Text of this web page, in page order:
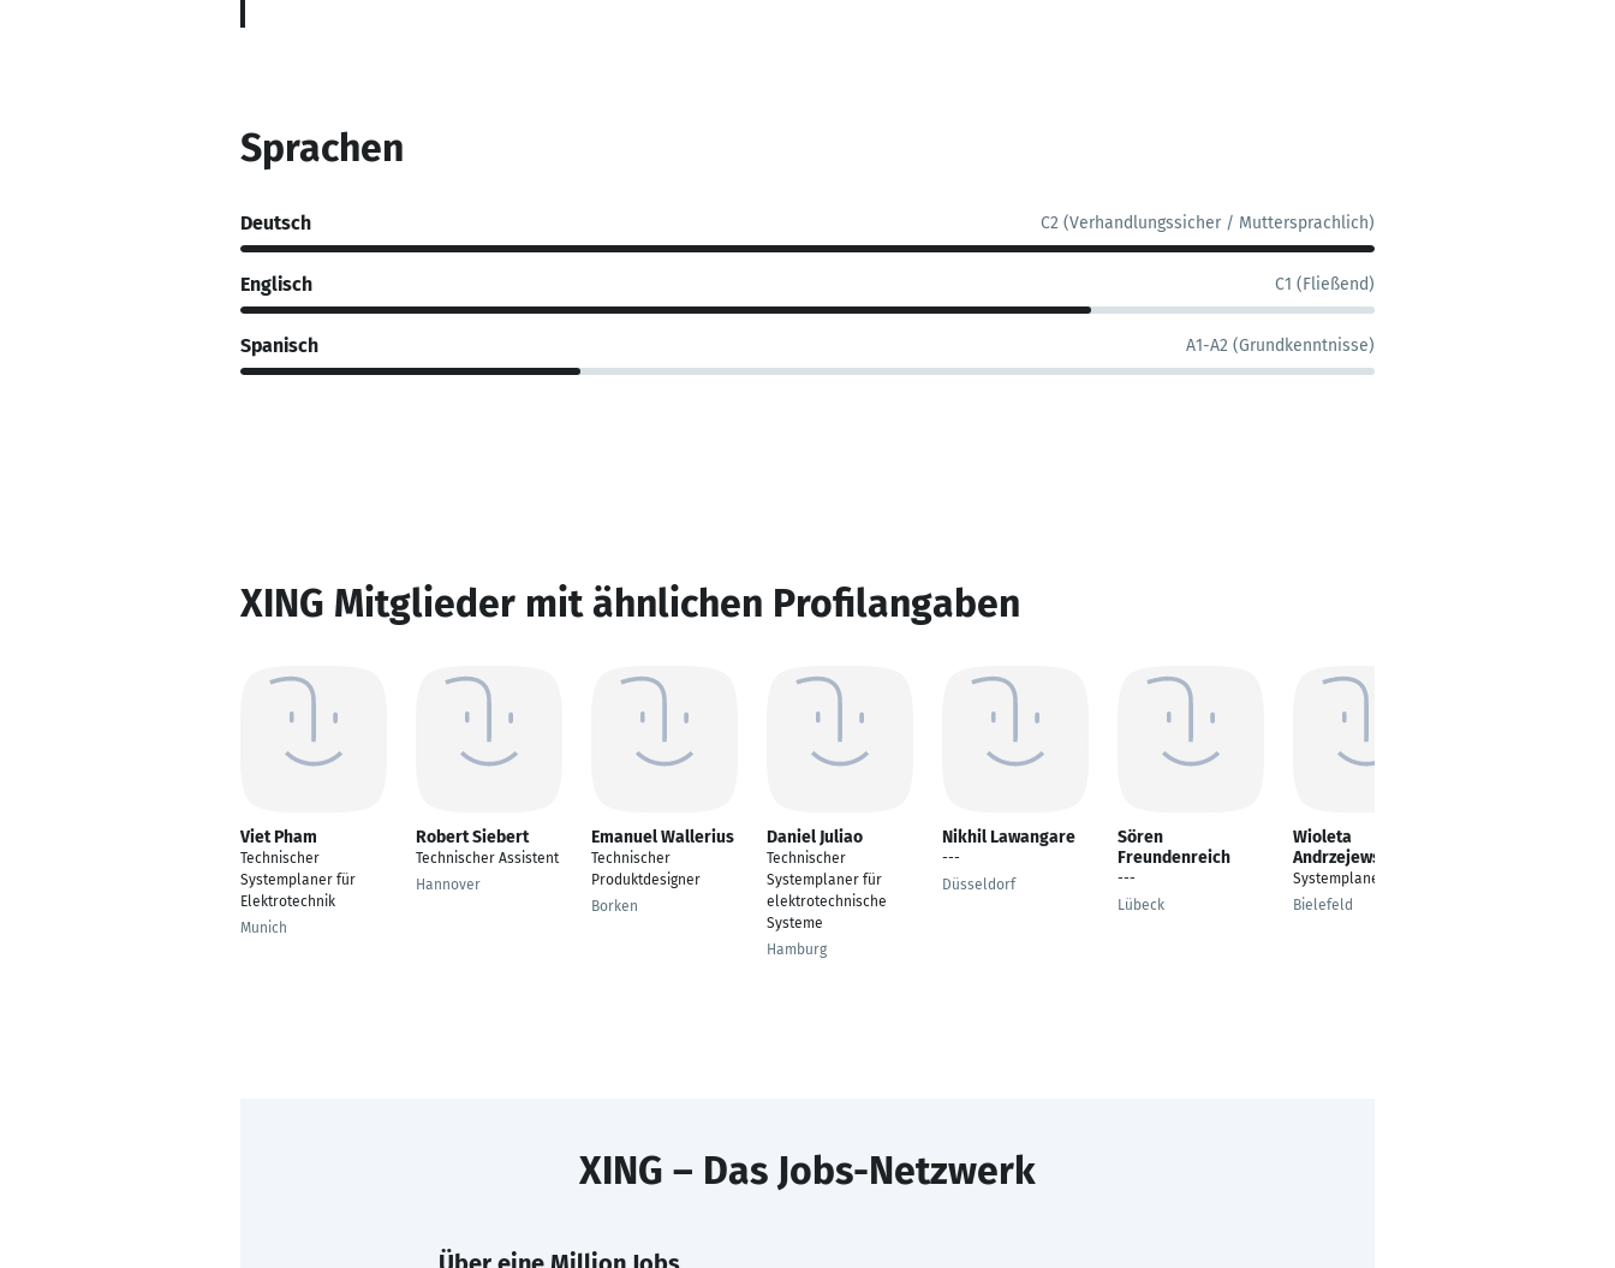
Sprachen
Deutsch C2 (Verhandlungssicher / Muttersprachlich)
Englisch C1 (Fließend)
Spanisch A1-A2 (Grundkenntnisse)
XING Mitglieder mit ähnlichen Profilangaben
Viet Pham
Technischer
Systemplaner für
Elektrotechnik
Munich
Robert Siebert
Technischer Assistent
Hannover
Emanuel Wallerius
Technischer
Produktdesigner
Borken
Daniel Juliao
Technischer
Systemplaner für
elektrotechnische
Systeme
Hamburg
Nikhil Lawangare
---
Düsseldorf
Sören
Freundenreich
---
Lübeck
Wioleta
Andrzejewska
Systemplaner Beton
Bielefeld
XING – Das Jobs-Netzwerk